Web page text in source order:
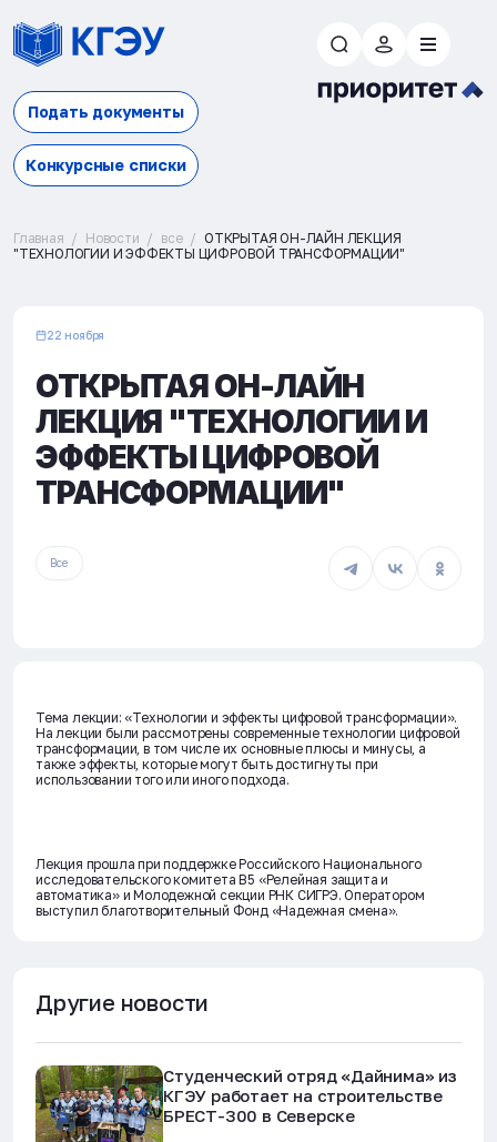
Подать документы
Конкурсные списки
Главная Новости все
ОТКРЫТАЯ ОН-ЛАЙН ЛЕКЦИЯ
"ТЕХНОЛОГИИ И ЭФФЕКТЫ ЦИФРОВОЙ ТРАНСФОРМАЦИИ"
22 ноября
ОТКРЫТАЯ ОН-ЛАЙН
ЛЕКЦИЯ "ТЕХНОЛОГИИ И
ЭФФЕКТЫ ЦИФРОВОЙ
ТРАНСФОРМАЦИИ"
Все
Тема лекции: «Технологии и эффекты цифровой трансформации».
На лекции были рассмотрены современные технологии цифровой
трансформации, в том числе их основные плюсы и минусы, а
также эффекты, которые могут быть достигнуты при
использовании того или иного подхода.
Лекция прошла при поддержке Российского Национального
исследовательского комитета В5 «Релейная защита и
автоматика» и Молодежной секции РНК СИГРЭ. Оператором
выступил благотворительный Фонд «Надежная смена».
Другие новости
Студенческий отряд «Дайнима» из
КГЭУ работает на строительстве
БРЕСТ-300 в Северске